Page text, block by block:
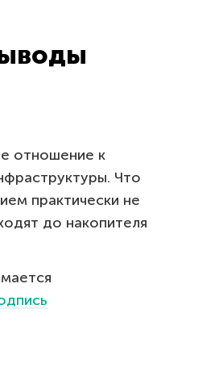
отношение к
Что
практически не
до накопителя